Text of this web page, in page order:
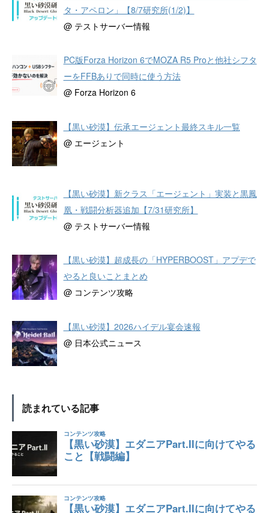
タ・アペロン」【8/7研究所(1/2)】
@ テストサーバー情報
PC版Forza Horizon 6でMOZA R5 Proと他社シフタ
ーをFFBありで同時に使う方法
@ Forza Horizon 6
【黒い砂漠】伝承エージェント最終スキル一覧
@ エージェント
【黒い砂漠】新クラス「エージェント」実装と黒鳳
凰・戦闘分析器追加【7/31研究所】
@ テストサーバー情報
【黒い砂漠】超成長の「HYPERBOOST」アプデで
やると良いことまとめ
@ コンテンツ攻略
【黒い砂漠】2026ハイデル宴会速報
@ 日本公式ニュース
読まれている記事